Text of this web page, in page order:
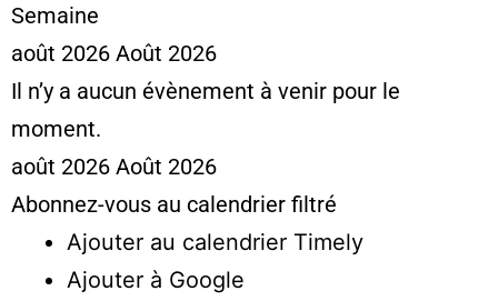
Semaine
août 2026 Août 2026
Il n’y a aucun évènement à venir pour le
moment.
août 2026 Août 2026
Abonnez-vous au calendrier filtré
Ajouter au calendrier Timely
Ajouter à Google